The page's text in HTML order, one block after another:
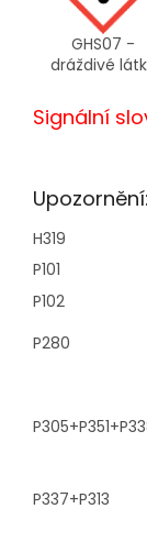
GHS07 -
dráždivé
Signální
Upozornění:
H319
P101
P102
P280
P337+P313